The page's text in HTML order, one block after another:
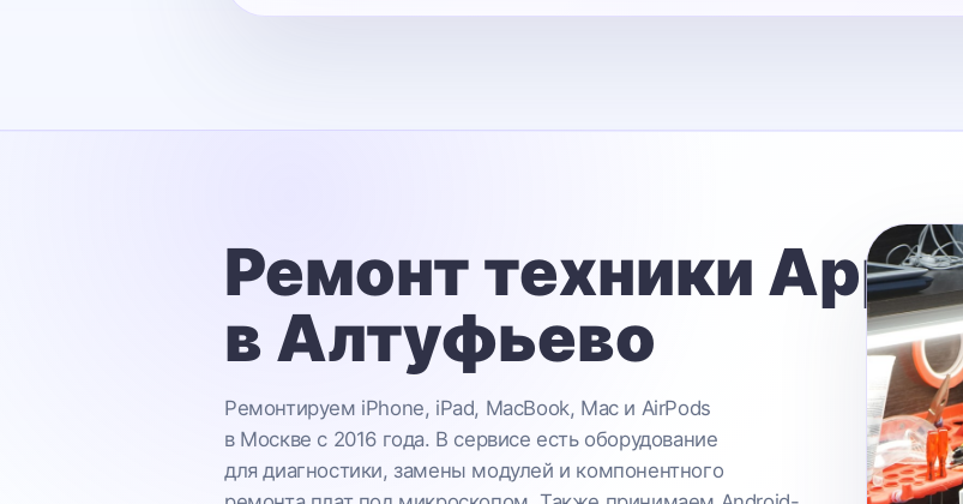
Ремонт техники Apple
в Алтуфьево
Ремонтируем iPhone, iPad, MacBook, Mac и AirPods
в Москве с 2016 года. В сервисе есть оборудование
для диагностики, замены модулей и компонентного